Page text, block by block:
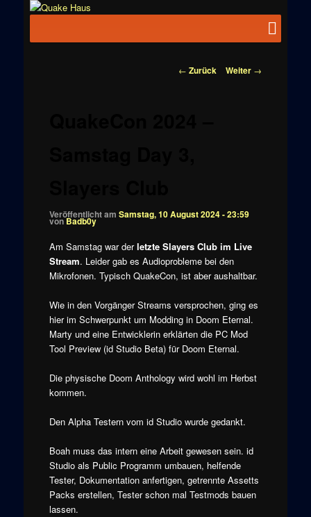
News zu
Beitragsnavigation
← Zurück Weiter →
Veröffentlicht am Samstag, 10 August 2024 - 23:59
vonBadb0y
Am Samstag war derletzte Slayers Club im Live
Stream. Leider gab es Audioprobleme bei den
Mikrofonen. Typisch QuakeCon, ist aber aushaltbar.
Wie in den Vorgänger Streams versprochen, ging es
hier im Schwerpunkt um Modding in Doom Eternal.
Marty und eine Entwicklerin erklärten die PC Mod
Tool Preview (id Studio Beta) für Doom Eternal.
Die physische Doom Anthology wird wohl im Herbst
kommen.
Den Alpha Testern vom id Studio wurde gedankt.
Boah muss das intern eine Arbeit gewesen sein. id
Studio als Public Programm umbauen, helfende
Tester, Dokumentation anfertigen, getrennte Assetts
Packs erstellen, Tester schon mal Testmods bauen
lassen.